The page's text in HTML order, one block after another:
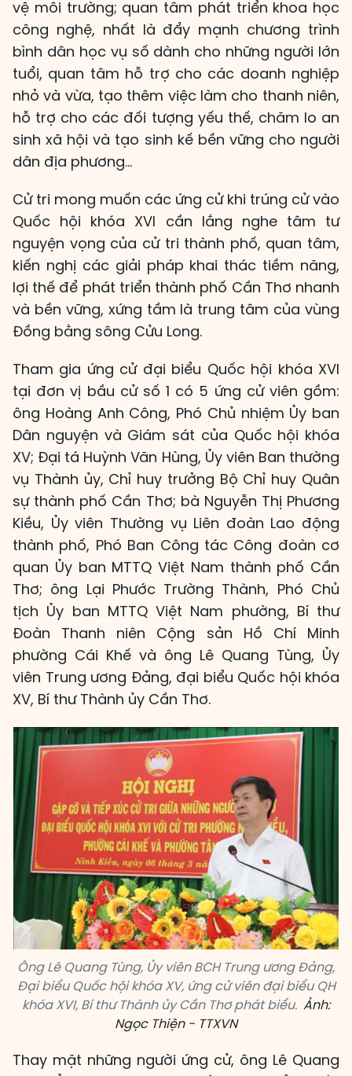
vệ môi trường; quan tâm phát triển khoa học
công nghệ, nhất là đẩy mạnh chương trình
bình dân học vụ số dành cho những người lớn
tuổi, quan tâm hỗ trợ cho các doanh nghiệp
nhỏ và vừa, tạo thêm việc làm cho thanh niên,
hỗ trợ cho các đối tượng yếu thế, chăm lo an
sinh xã hội và tạo sinh kế bền vững cho người
dân địa phương...
Cử tri mong muốn các ứng cử khi trúng cử vào
Quốc hội khóa XVI cần lắng nghe tâm tư
nguyện vọng của cử tri thành phố, quan tâm,
kiến nghị các giải pháp khai thác tiềm năng,
lợi thế để phát triển thành phố Cần Thơ nhanh
và bền vững, xứng tầm là trung tâm của vùng
Đồng bằng sông Cửu Long.
Tham gia ứng cử đại biểu Quốc hội khóa XVI
tại đơn vị bầu cử số 1 có 5 ứng cử viên gồm:
ông Hoàng Anh Công, Phó Chủ nhiệm Ủy ban
Dân nguyện và Giám sát của Quốc hội khóa
XV; Đại tá Huỳnh Văn Hùng, Ủy viên Ban thường
vụ Thành ủy, Chỉ huy trưởng Bộ Chỉ huy Quân
sự thành phố Cần Thơ; bà Nguyễn Thị Phương
Kiều, Ủy viên Thường vụ Liên đoàn Lao động
thành phố, Phó Ban Công tác Công đoàn cơ
quan Ủy ban MTTQ Việt Nam thành phố Cần
Thơ; ông Lại Phước Trường Thành, Phó Chủ
tịch Ủy ban MTTQ Việt Nam phường, Bí thư
Đoàn Thanh niên Cộng sản Hồ Chí Minh
phường Cái Khế và ông Lê Quang Tùng, Ủy
viên Trung ương Đảng, đại biểu Quốc hội khóa
XV, Bí thư Thành ủy Cần Thơ.
Ông Lê Quang Tùng, Ủy viên BCH Trung ương Đảng,
Đại biểu Quốc hội khóa XV, ứng cử viên đại biểu QH
khóa XVI, Bí thư Thành ủy Cần Thơ phát biểu. Ảnh:
Ngọc Thiện - TTXVN
Thay mặt những người ứng cử, ông Lê Quang